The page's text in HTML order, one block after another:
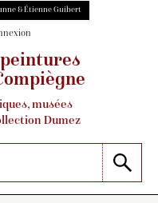
& Étienne Guibert
musées
Dumez